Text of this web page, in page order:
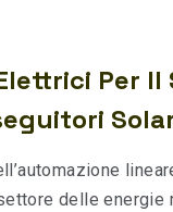
Per Il
delle